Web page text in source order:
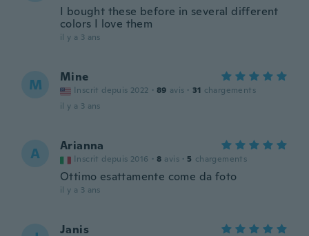
I bought these before in several different
colors I love them
il y a 3 ans
M Mine
Inscrit depuis 2022 · 89 avis · 31 chargements
il y a 3 ans
A Arianna
Inscrit depuis 2016 · 8 avis · 5 chargements
Ottimo esattamente come da foto
il y a 3 ans
Janis